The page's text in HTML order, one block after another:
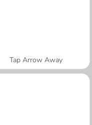
Tap Arrow Away